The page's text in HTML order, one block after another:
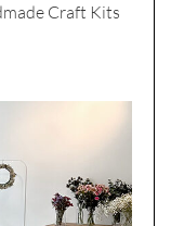
Craft Kits